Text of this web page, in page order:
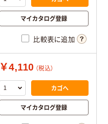
マイカタログ登録
比較表に追加
￥4,110 （税込）
カゴへ
マイカタログ登録